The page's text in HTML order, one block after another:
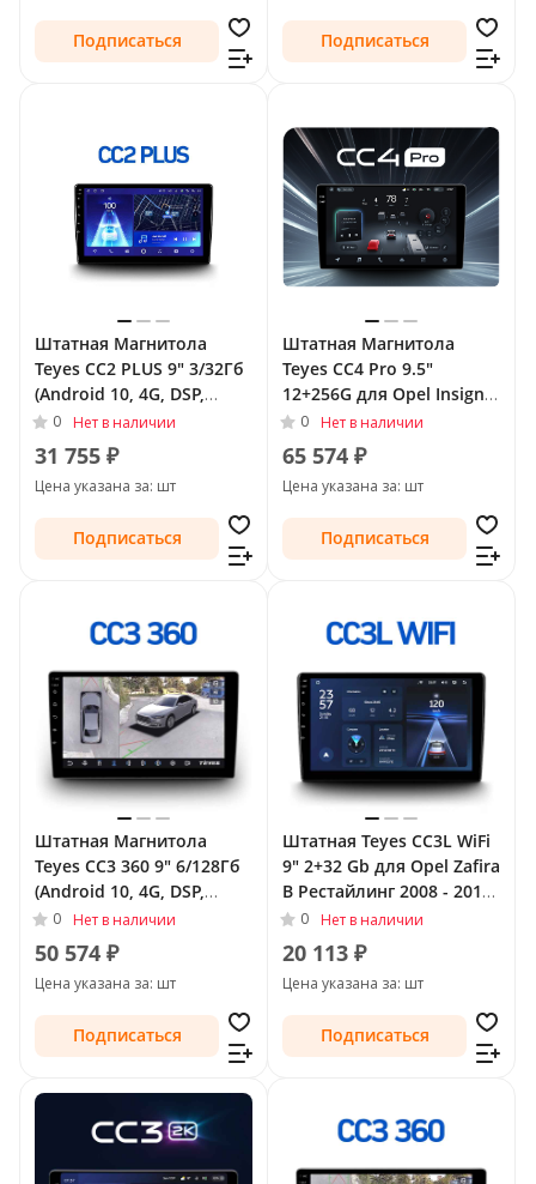
Подписаться Подписаться
Штатная Магнитола
Teyes CC2 PLUS 9" 3/32Гб
(Android 10, 4G, DSP,
QLed) для Opel Insignia I
2008 - 2013
0 Нет в наличии
31 755 ₽
Цена указана за: шт
Подписаться
Штатная Магнитола
Teyes CC4 Pro 9.5"
12+256G для Opel Insignia
I Рестайлинг 2013 - 2017
Тип-A
0 Нет в наличии
65 574 ₽
Цена указана за: шт
Подписаться
Штатная Магнитола
Teyes CC3 360 9" 6/128Гб
(Android 10, 4G, DSP,
QLed) - круговой обзор
для Opel Insignia I
Рестайлинг 2013 - 2017
Тип-A
0 Нет в наличии
50 574 ₽
Цена указана за: шт
Подписаться
Штатная Teyes CC3L WiFi
9" 2+32 Gb для Opel Zafira
B Рестайлинг 2008 - 2014
Тип-F2
0 Нет в наличии
20 113 ₽
Цена указана за: шт
Подписаться